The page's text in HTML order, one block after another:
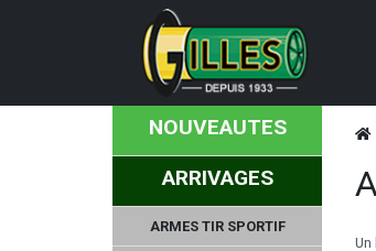
NOUVEAUTES
ARRIVAGES
ARMES TIR SPORTIF
Un